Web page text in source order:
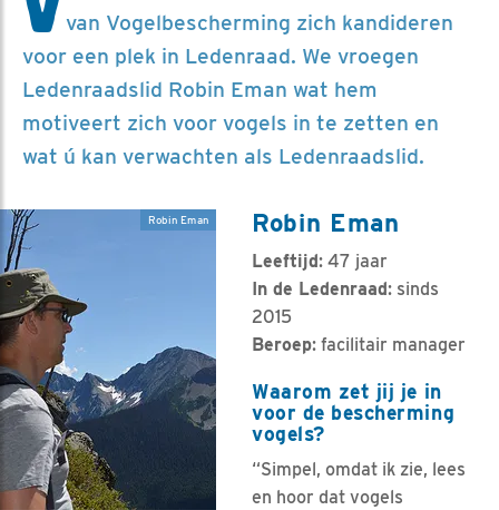
van Vogelbescherming zich kandideren
voor een plek in Ledenraad. We vroegen
Ledenraadslid Robin Eman wat hem
motiveert zich voor vogels in te zetten en
wat ú kan verwachten als Ledenraadslid.
Robin Eman Robin Eman
Leeftijd: 47 jaar
In de Ledenraad: sinds
2015
Beroep: facilitair manager
Waarom zet jij je in
voor de bescherming
vogels?
“Simpel, omdat ik zie, lees
en hoor dat vogels